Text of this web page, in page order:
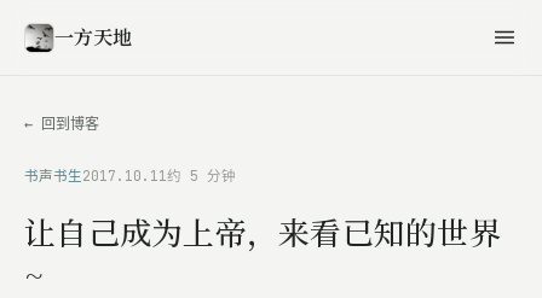
一方天地
← 回到博客
书声书生2017.10.11约 5 分钟
让自己成为上帝，来看已知的世界
~